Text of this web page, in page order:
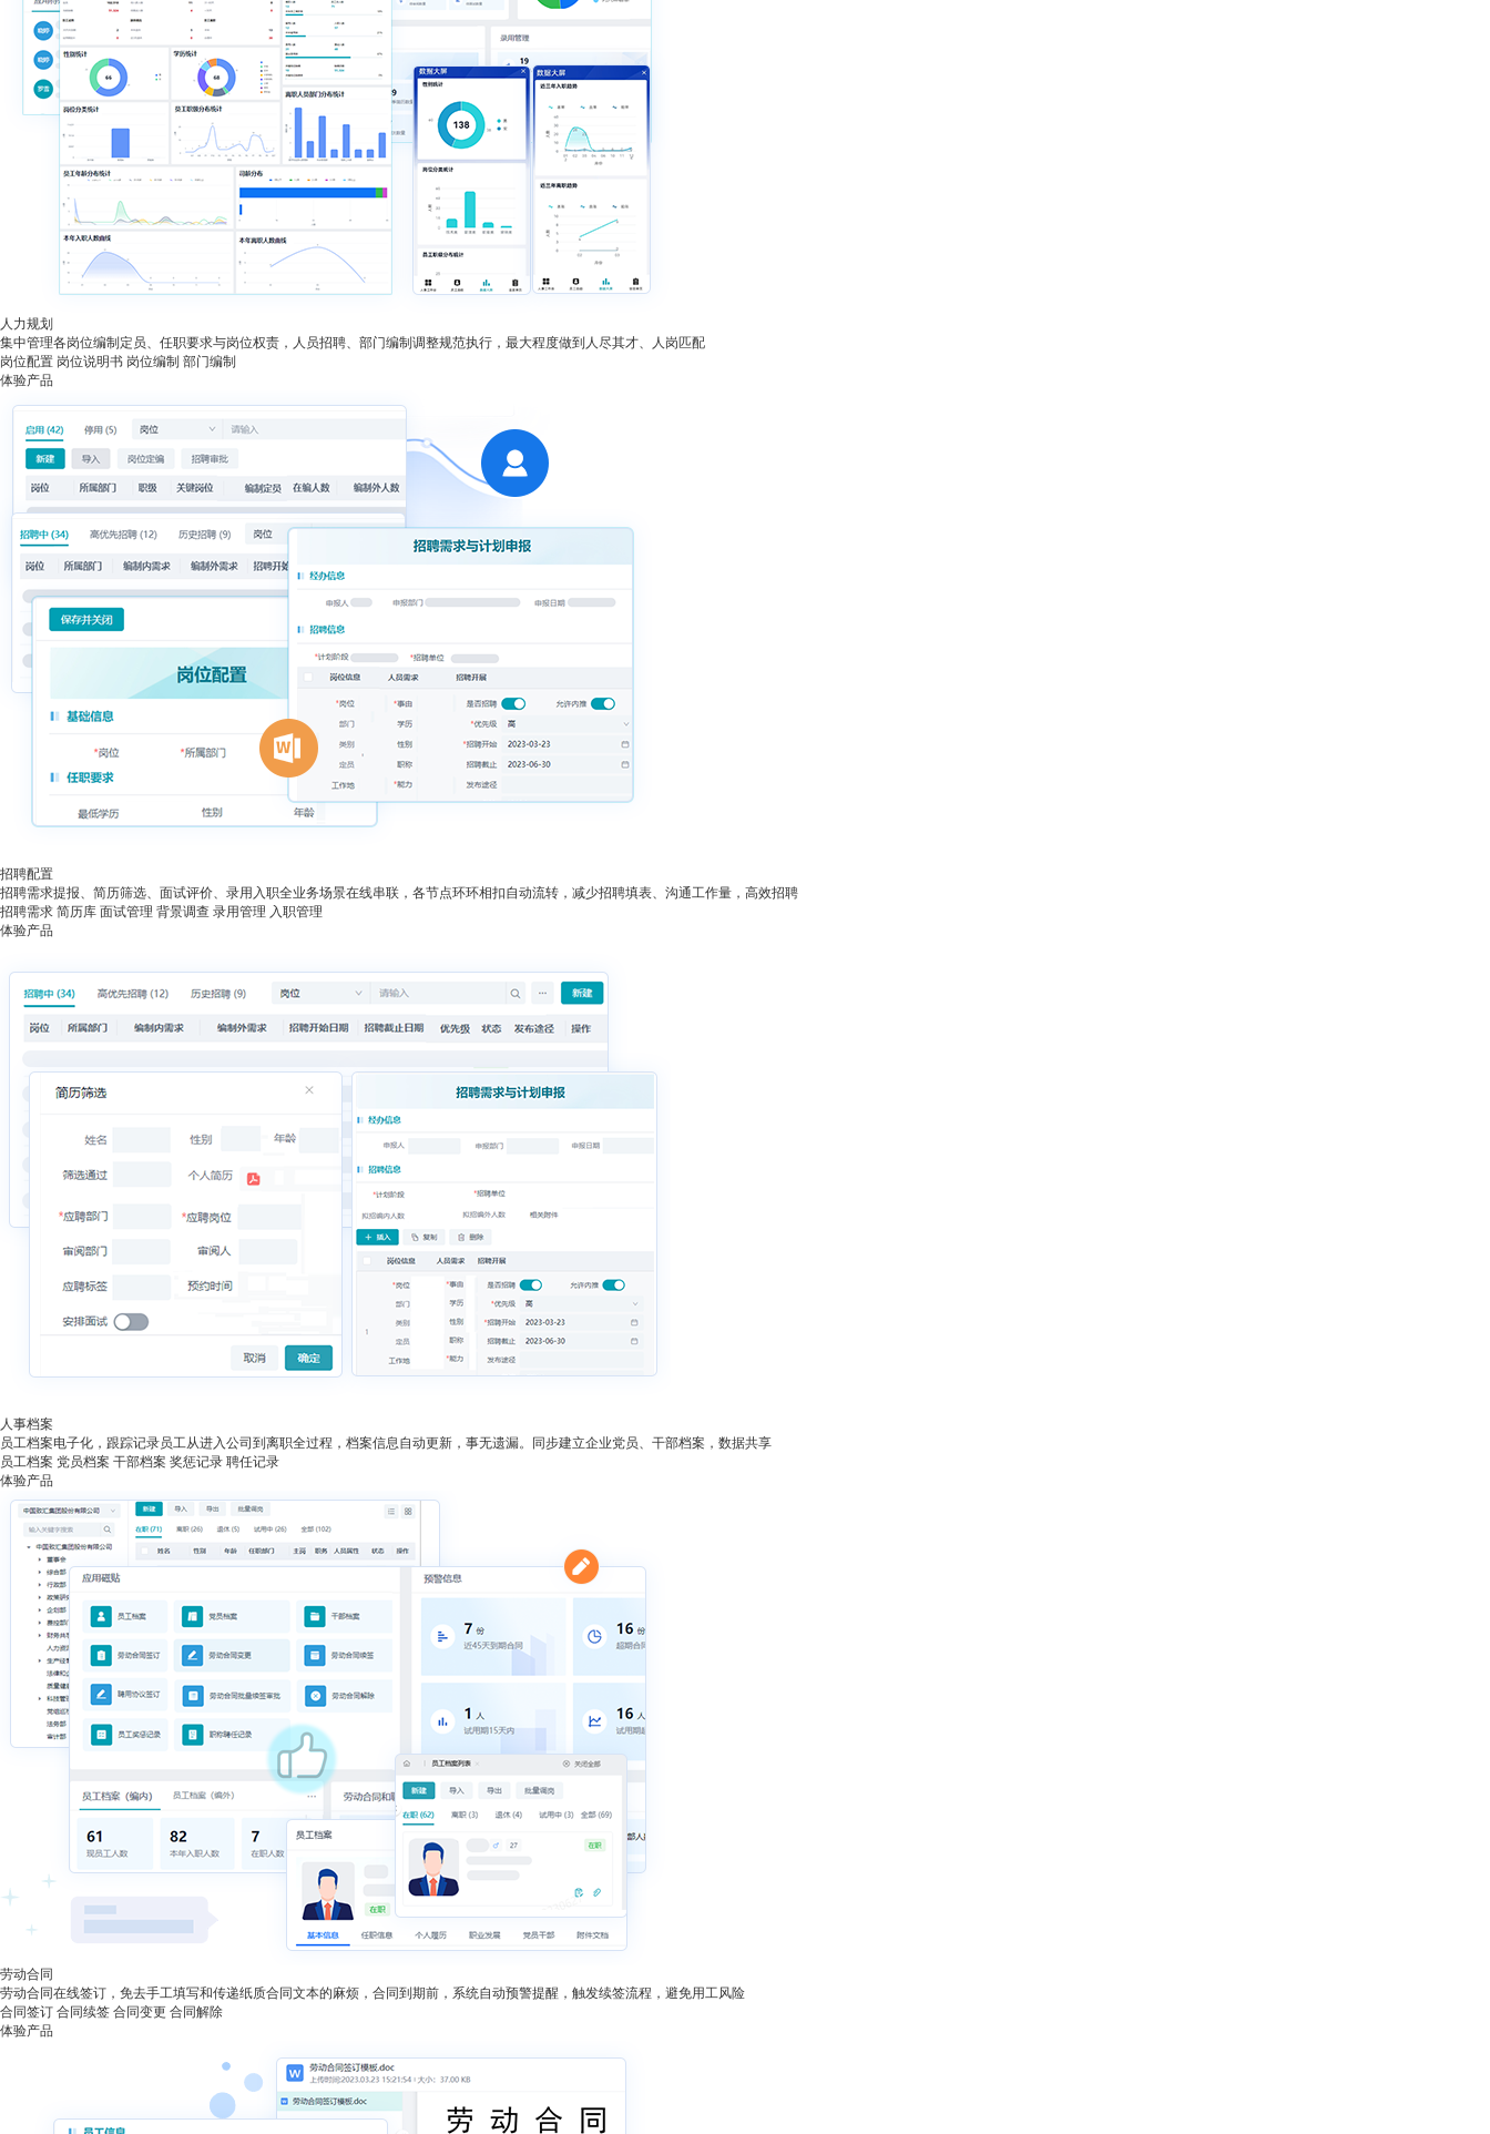
人力规划
集中管理各岗位编制定员、任职要求与岗位权责，人员招聘、部门编制调整规范执行，最大程度做到人尽其才、人岗匹配
岗位配置 岗位说明书 岗位编制 部门编制
体验产品
招聘配置
招聘需求提报、简历筛选、面试评价、录用入职全业务场景在线串联，各节点环环相扣自动流转，减少招聘填表、沟通工作量，高效招聘
招聘需求 简历库 面试管理 背景调查 录用管理 入职管理
体验产品
人事档案
员工档案电子化，跟踪记录员工从进入公司到离职全过程，档案信息自动更新，事无遗漏。同步建立企业党员、干部档案，数据共享
员工档案 党员档案 干部档案 奖惩记录 聘任记录
体验产品
劳动合同
劳动合同在线签订，免去手工填写和传递纸质合同文本的麻烦，合同到期前，系统自动预警提醒，触发续签流程，避免用工风险
合同签订 合同续签 合同变更 合同解除
体验产品